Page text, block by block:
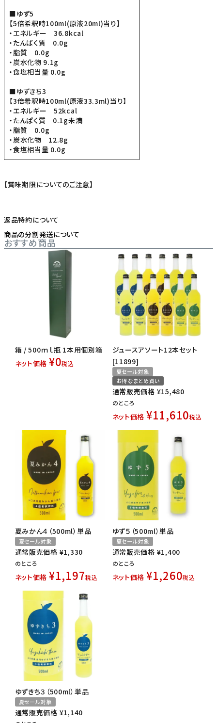
■ゆず5
【5倍希釈時100ml(原液20ml)当り】
・エネルギー 36.8kcal
・たんぱく質 0.0g
・脂質 0.0g
・炭水化物 9.1g
・食塩相当量 0.0g
■ゆずきち3
【3倍希釈時100ml(原液33.3ml)当り】
・エネルギー 52kcal
・たんぱく質 0.1g未満
・脂質 0.0g
・炭水化物 12.8g
・食塩相当量 0.0g
【賞味期限についてのご注意】
返品特約について
商品の分割発送について
おすすめ商品
箱 / 500ｍｌ瓶 1本用個別箱
ネット価格 ¥0税込
ジュースアソート12本セット
[11899]
夏セール対象
お得なまとめ買い
通常販売価格 ¥15,480
のところ
ネット価格 ¥11,610税込
夏みかん４（500ml）単品
夏セール対象
通常販売価格 ¥1,330
のところ
ネット価格 ¥1,197税込
ゆず５（500ml）単品
夏セール対象
通常販売価格 ¥1,400
のところ
ネット価格 ¥1,260税込
ゆずきち３（500ml）単品
夏セール対象
通常販売価格 ¥1,140